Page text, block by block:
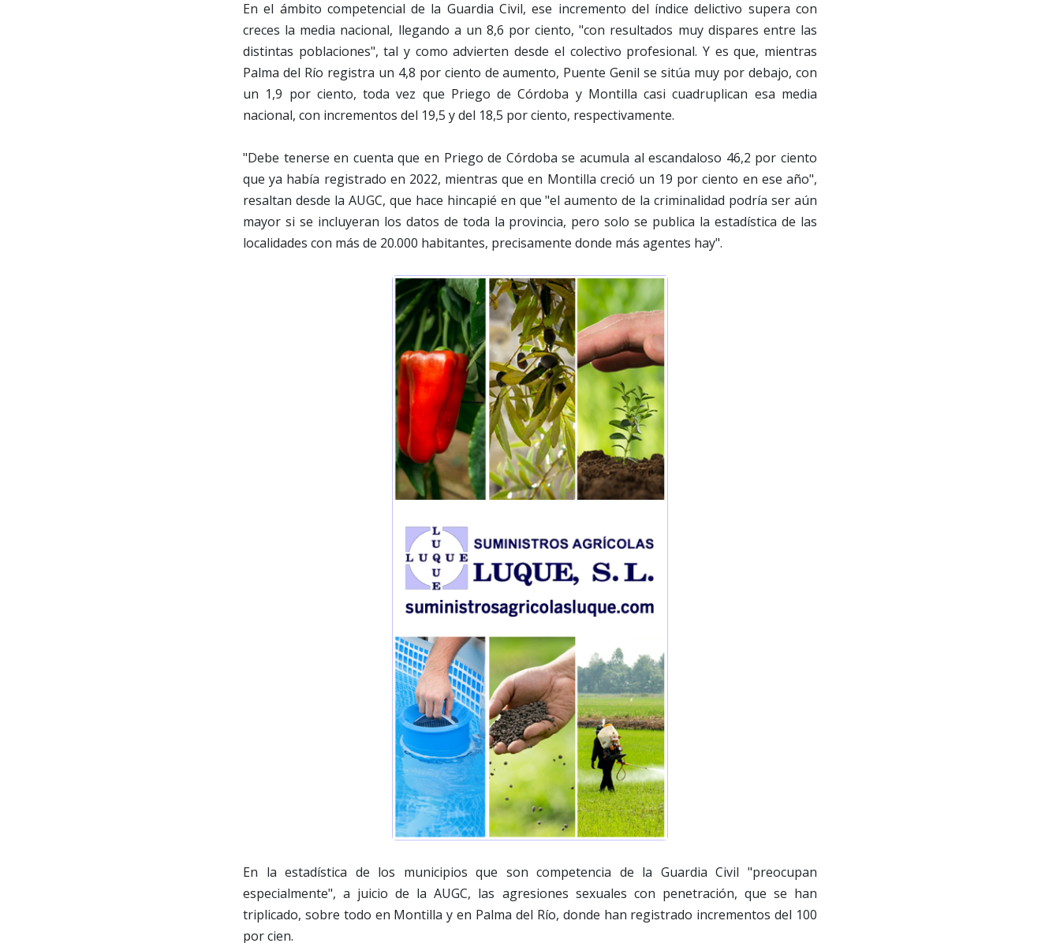
En el ámbito competencial de la Guardia Civil, ese incremento del índice delictivo supera con
creces la media nacional, llegando a un 8,6 por ciento, "con resultados muy dispares entre las
distintas poblaciones", tal y como advierten desde el colectivo profesional. Y es que, mientras
Palma del Río registra un 4,8 por ciento de aumento, Puente Genil se sitúa muy por debajo, con
un 1,9 por ciento, toda vez que Priego de Córdoba y Montilla casi cuadruplican esa media
nacional, con incrementos del 19,5 y del 18,5 por ciento, respectivamente.
"Debe tenerse en cuenta que en Priego de Córdoba se acumula al escandaloso 46,2 por ciento
que ya había registrado en 2022, mientras que en Montilla creció un 19 por ciento en ese año",
resaltan desde la AUGC, que hace hincapié en que "el aumento de la criminalidad podría ser aún
mayor si se incluyeran los datos de toda la provincia, pero solo se publica la estadística de las
localidades con más de 20.000 habitantes, precisamente donde más agentes hay".
En la estadística de los municipios que son competencia de la Guardia Civil "preocupan
especialmente", a juicio de la AUGC, las agresiones sexuales con penetración, que se han
triplicado, sobre todo en Montilla y en Palma del Río, donde han registrado incrementos del 100
por cien.